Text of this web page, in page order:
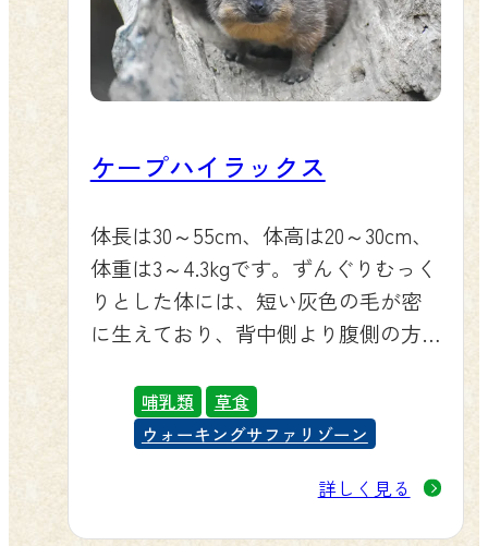
ケープハイラックス
体長は30～55cm、体高は20～30cm、
体重は3～4.3kgです。ずんぐりむっく
りとした体には、短い灰色の毛が密
に生えており、背中側より腹側の方
囲の毛は黒いです。指は前肢に4指、
後肢に3指あり、蹄に似た平爪があり
哺乳類
草食
ウォーキングサファリゾーン
詳しく見る